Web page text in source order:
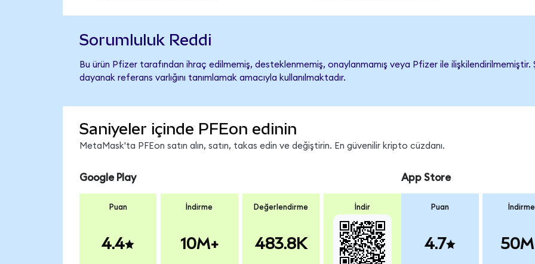
Sorumluluk Reddi
Bu ürün Pfizer tarafından ihraç edilmemiş, desteklenmemiş, onaylanmamış veya Pfizer ile
dayanak referans varlığını tanımlamak amacıyla kullanılmaktadır.
Saniyeler içinde PFEon edinin
MetaMask'ta PFEon satın alın, satın, takas edin ve değiştirin. En güvenilir kripto cüzdanı.
Google Play
Puan
4.4
İndirme
10M+
Değerlendirme
483.8K
İndir
App Store
Puan
4.7
İndirme